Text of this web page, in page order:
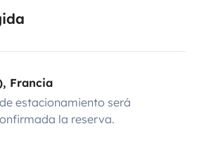
Francia
estacionamiento será
la reserva.